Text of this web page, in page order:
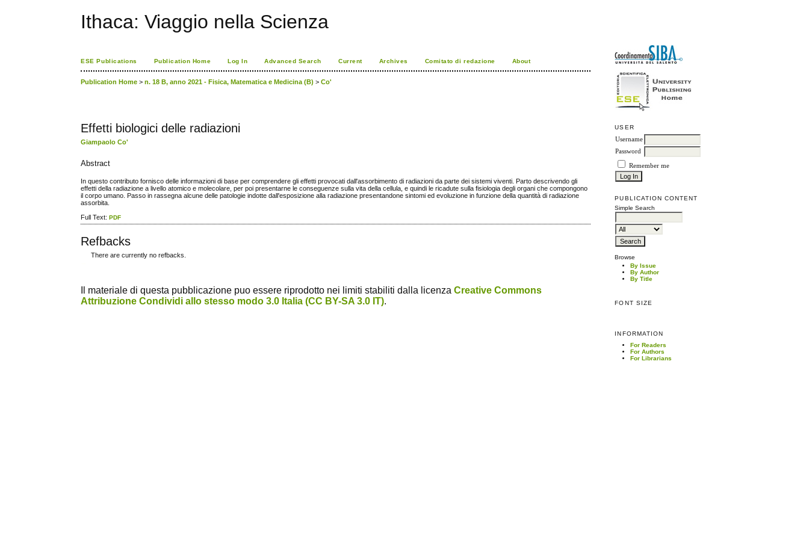
Ithaca: Viaggio nella Scienza
USER
Username
Password
Remember me
PUBLICATION CONTENT
Simple Search
Browse
By Issue
By Author
By Title
FONT SIZE
INFORMATION
For Readers
For Authors
For Librarians
ESE Publications Publication Home Log In Advanced Search Current Archives Comitato di redazione About
Publication Home >n. 18 B, anno 2021 - Fisica, Matematica e Medicina (B) >Co'
Effetti biologici delle radiazioni
Giampaolo Co'
Abstract
In questo contributo fornisco delle informazioni di base per comprendere gli effetti provocati dall'assorbimento di radiazioni da parte dei sistemi viventi. Parto descrivendo gli
effetti della radiazione a livello atomico e molecolare, per poi presentarne le conseguenze sulla vita della cellula, e quindi le ricadute sulla fisiologia degli organi che compongono
il corpo umano. Passo in rassegna alcune delle patologie indotte dall'esposizione alla radiazione presentandone sintomi ed evoluzione in funzione della quantità di radiazione
assorbita.
Full Text:PDF
Refbacks
There are currently no refbacks.
Il materiale di questa pubblicazione puo essere riprodotto nei limiti stabiliti dalla licenzaCreative Commons
Attribuzione Condividi allo stesso modo 3.0 Italia (CC BY-SA 3.0 IT).